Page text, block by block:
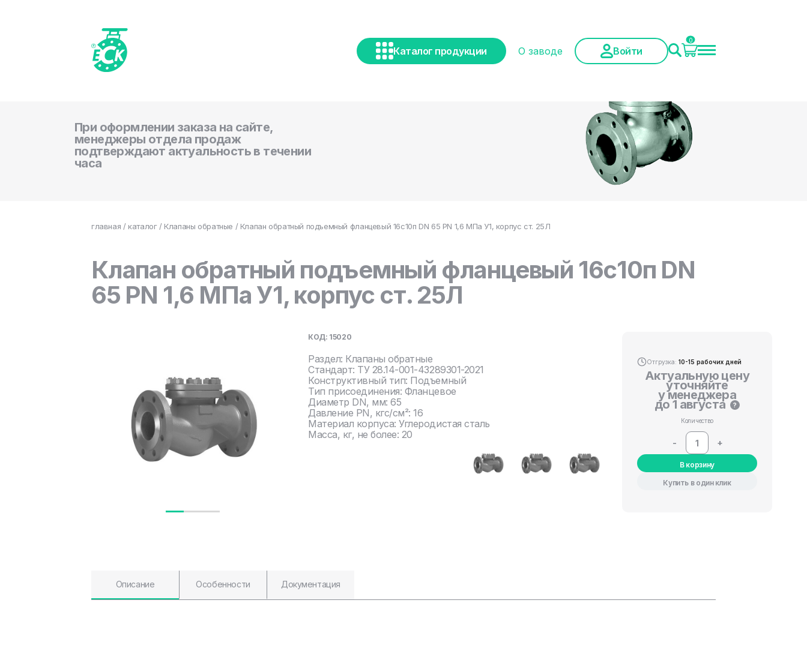
Каталог продукции О заводе Войти
0
При оформлении заказа на сайте,
менеджеры отдела продаж
подтверждают актуальность в течении
часа
главная / каталог/ Клапаны обратные / Клапан обратный подъемный фланцевый 16с10п DN 65 PN 1,6 МПа У1, корпус ст. 25Л
Клапан обратный подъемный фланцевый 16с10п DN
65 PN 1,6 МПа У1, корпус ст. 25Л
КОД: 15020
Раздел: Клапаны обратные
Стандарт: ТУ 28.14-001-43289301-2021
Конструктивный тип: Подъемный
Тип присоединения: Фланцевое
Диаметр DN, мм: 65
Давление PN, кгс/см²: 16
Материал корпуса: Углеродистая сталь
Масса, кг, не более: 20
Отгрузка: 10-15 рабочих дней
Актуальную цену
уточняйте
у менеджера
до 1 августа ?
Количество
- +
В корзину
Купить в один клик
Описание Особенности Документация